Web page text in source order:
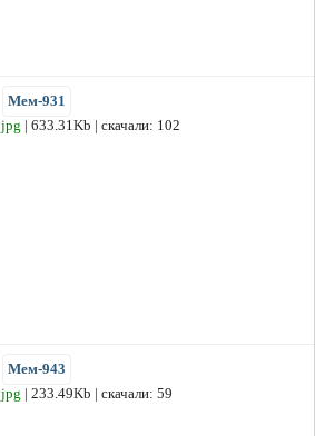
Мем-931
jpg | 633.31Kb | скачали: 102
Мем-943
jpg | 233.49Kb | скачали: 59